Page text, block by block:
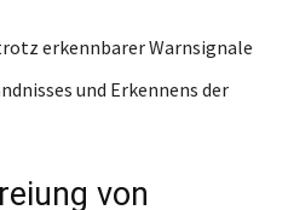
erkennbarer Warnsignale
und Erkennens der
von